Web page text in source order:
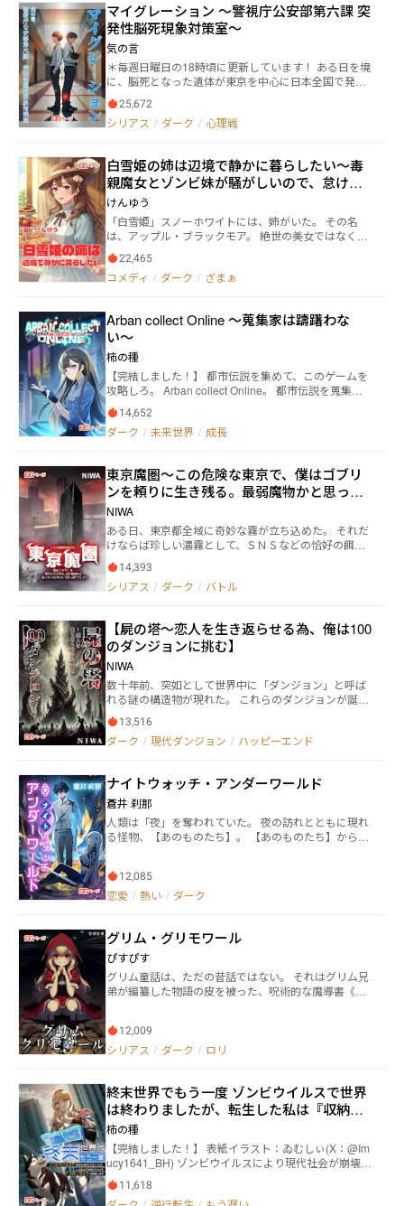
に入れて…… 藍川の正体は何なのか。粳部に宿った
力とは。 これは180年に渡るおとぎ話。 第2部
『赤の火鼠』が連載中！ ガランドゥのHP→https://ougi
ya.jimdofree.com/ カクヨム版→https://kakuyomu.jp/wo
rks/16818093094498790037 小説家になろう版→http
s://ncode.syosetu.com/n9447kc/
マイグレーション ～警視庁公安部第六課 突
発性脳死現象対策室～
気の言
＊毎週日曜日の18時頃に更新しています！ ある日を境
に、脳死となった遺体が東京を中心に日本全国で発見
された。 発見された遺体には外傷も脳出血もなく、何
の予兆もなしにある日突然に起こることから突発性脳
死現象と呼ばれた。 しかし、この現象は真相とは少し
た。 それが「警視庁公安部第六課 突発性脳死現象対
策室」である。 六課では、なぜか現役の高校生などが
所属する特殊な構成となっていた。 内気な性格の高校
生である伊瀬祐介（いせ ゆうすけ）は、ある事がき
っかけでその六課に特別捜査官として配属されること
になる。 そして伊瀬は、転校先のクラスで隣の席とな
った天野悠真（あまの ゆうま）と出会う。 実は、天
野は伊瀬と同じ六課に所属する特別捜査官であった。
配属初日と転校初日が重なっていた伊瀬は慣れない環
（さとう はるき）、清水咲希（しみず さき）と昼
食を共にコミュニケーションをとっていた。 少しずつ
新しい環境に慣れてきた伊瀬だったが、突如として伊
瀬と天野の二人に事件が起きたことを知らせる一報が
入った。 転校・配属早々に、伊瀬にとって最初の事件
が始まろうとしていた―― ＊この作品はフィクション
です。 実在の人物や団体などとは関係ありません。
25,672
シリアス / ダーク / 心理戦
白雪姫の姉は辺境で静かに暮らしたい〜毒
親魔女とゾンビ妹が騒がしいので、怠け者
公爵との激甘スイーツ生活を死守しま
す！〜
けんゆう
「白雪姫」スノーホワイトには、姉がいた。 その名
は、アップル・ブラックモア。 絶世の美女ではなく、
魔法の才能もない。 平民育ちの義理の姉。 魔女の母親
に育児放棄されて、下働きと家事を押し付けられなが
ら生きてきた彼女。 母親が国王の後妻になり、アップ
約者。辺境の怠け者公爵だった。 アップルを冷遇し、
興味も示さない公爵。 ところが―― 「……このタル
ト、なんかうまくね？」 アップルの唯一の趣味・スイ
ーツ作りで、なぜか公爵が懐きはじめて!? 一方その
頃、スノーホワイトは死と復活を繰り返し、民衆を率
いて革命戦争を始めていた――!? 王妃軍VS革命軍の大
激突。 戦況のカギを握るのは……アップルの手作りス
イーツ⁉ 魔力なし、ルックス普通、家事が取り柄の地
味姉が、スイーツと根性で国を救うまでの、ちょっと
22,465
コメディ / ダーク / ざまぁ
Arban collect Online 〜蒐集家は躊躇わな
い〜
柿の種
【完結しました！】 都市伝説を集めて、このゲームを
攻略しろ。 Arban collect Online。 都市伝説を蒐集
し、都市伝説によって攻略する力を得て、都市伝説に
対抗する新作VRMMO。 様々な思惑が渦巻く世界の中
で、主人公は自らの目的を果たす事が出来るのか。 表
14,652
ダーク / 未来世界 / 成長
東京魔圏～この危険な東京で、僕はゴブリ
ンを頼りに生き残る。最弱魔物かと思って
いたけれど、実は最強でした
NIWA
ある日、東京都全域に奇妙な霧が立ち込めた。 それだ
けならば珍しい濃霧として、ＳＮＳなどの恰好の餌に
なっただろう。 しかし事はそれだけでは終わらなかっ
た。 霧の中から現れる多数の "何か"。 それは創作中の
存在として認知されている筈の、人を殺し、喰らう恐
んな中でも賢明に抗おうとする者たちがいた。 ※ 更新
頻度は週３回、月水金！
14,393
シリアス / ダーク / バトル
【屍の塔～恋人を生き返らせる為、俺は100
のダンジョンに挑む】
NIWA
数十年前、突如として世界中に「ダンジョン」と呼ば
れる謎の構造物が現れた。 これらのダンジョンが誕生
した理由や仕組みについては依然として解明されてい
ないが、その内部には希少な資源が眠っており、人類
はそれらの恩恵を享受してきた。 特にダンジョンの探
ョンの存在が当たり前となった時代に生きる青年「片
倉 真祐（カタクラ マサヒロ）」が、ダンジョンに挑み
そして望みを叶える物語。 しかし望みは天高く、そこ
に至るまでの道は険しい。 道を往く度に積み重なって
いく骸は、果たしてどこまで高くなるのだろうか。 ※
ですが、本作はハッピーエンドです
13,516
ダーク / 現代ダンジョン / ハッピーエンド
ナイトウォッチ・アンダーワールド
蒼井 刹那
人類は「夜」を奪われていた。 夜の訪れとともに現れ
る怪物、【あのものたち】。 【あのものたち】から市
いられ、少年は夜の街へと足を踏み出す。 そこで出会
う【ナイトウォッチ】を名乗る一人の少女。 狂気の一
画の王道を踏襲したバトルアクションライトノベル、
ここに爆誕！ YouTube「ネオページ公式チャンネル」
にてPV公開中！ URLをチェック！ https://youtu.be/U
EPF1MAF9EU
12,085
恋愛 / 熱い / ダーク
グリム・グリモワール
ぴすぴす
グリム童話は、ただの昔話ではない。 それはグリム兄
弟が編纂した物語の皮を被った、呪術的な魔導書《グ
物たちは読み手《マスター》と契約してこの世界に姿
を取る。 平凡な青年・久我九朗は、暴言と銃火器を撒
なかった。 彼女は――残虐性・嗜虐性・悪意を含んだ
初版、失われた禁断の魔導書《ロスト・グリモワー
ル》の『赤ずきん』だった。 魔導書同士は互いを喰ら
い、力を奪い合う。 改訂版では決して語られない原典
の暴力と悪意が、九朗の日常を容赦なく侵食してい
く。 これは、禁断の魔導書《ロスト・グリモワール》
を巡る殺し合いの中で、 ひとりの青年が暴虐の『赤ず
きん』と共に歩む物語。 ※この物語は過度の残虐、嗜
12,009
シリアス / ダーク / ロリ
終末世界でもう一度 ゾンビウイルスで世界
は終わりましたが、転生した私は『収納ス
キル』でスローライフを目指します
柿の種
【完結しました！】 表紙イラスト：ゐむしぃ(X：@Im
ucy1641_BH) ゾンビウイルスにより現代社会が崩壊
し、終末世界と化した世界。家族の裏切りに遭い一度
死んだはずの柊 雛奈(ひいらぎ ひなな)は、ウイル
11,618